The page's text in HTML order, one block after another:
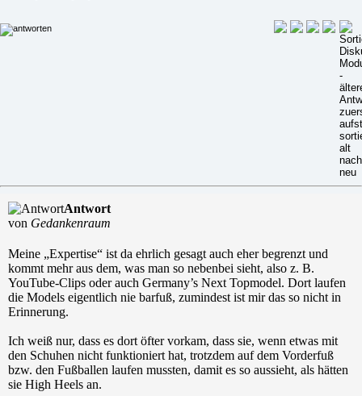
Antwort
von Gedankenraum
Meine „Expertise“ ist da ehrlich gesagt auch eher begrenzt und
kommt mehr aus dem, was man so nebenbei sieht, also z. B.
YouTube-Clips oder auch Germany’s Next Topmodel. Dort laufen
die Models eigentlich nie barfuß, zumindest ist mir das so nicht in
Erinnerung.
Ich weiß nur, dass es dort öfter vorkam, dass sie, wenn etwas mit
den Schuhen nicht funktioniert hat, trotzdem auf dem Vorderfuß
bzw. den Fußballen laufen mussten, damit es so aussieht, als hätten
sie High Heels an.